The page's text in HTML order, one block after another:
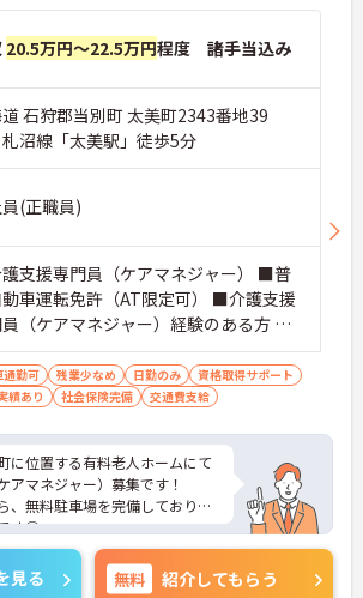
20.5万円～22.5万円程度 諸手当込み
石狩郡当別町 太美町2343番地39
札沼線「太美駅」徒歩5分
(正職員)
支援専門員（ケアマネジャー） ■普
車運転免許（AT限定可） ■介護支援
（ケアマネジャー）経験のある方 ＜
PCスキル＞Word、Excelの基本操作
通勤可 残業少なめ 日勤のみ
資格取得サポート
績あり
社会保険完備 交通費支給
に位置する有料老人ホームにて
アマネジャー）募集です！
、無料駐車場を完備しておりマ
す◎
面接対策ポイントなど、さらに
ますのでお気軽にご相談くださ
見る 無料 紹介してもらう